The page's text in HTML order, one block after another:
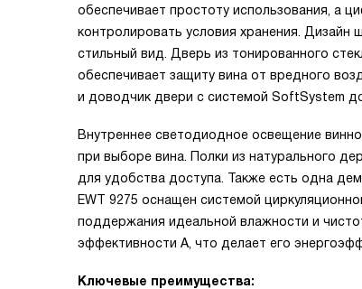
обеспечивает простоту использования, а
контролировать условия хранения.
стильный вид. Дверь из тонированного
обеспечивает защиту вина от вредного
и доводчик двери с системой SoftSystem
Внутреннее светодиодное освещение
при выборе вина. Полки из натурального
для удобства доступа. Также есть одна
EWT 9275 оснащен системой
поддержания идеальной влажности и
эффективности A, что делает его
Ключевые преимущества: